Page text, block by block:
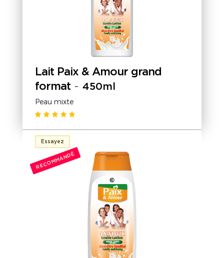
Lait Paix & Amour grand
format- 450ml
Peau mixte
Essayez
RECOMMANDÉ